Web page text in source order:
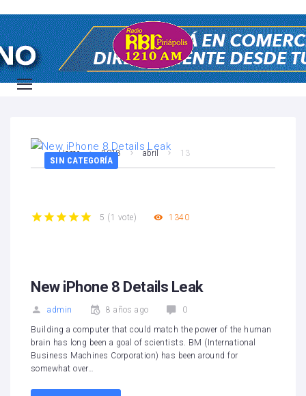
Home 2018 abril 13
SIN CATEGORÍA
5 ( 1 vote) 1340
New iPhone 8 Details Leak
admin 8 años ago 0
Building a computer that could match the power of the human
brain has long been a goal of scientists. BM (International
Business Machines Corporation) has been around for
somewhat over…